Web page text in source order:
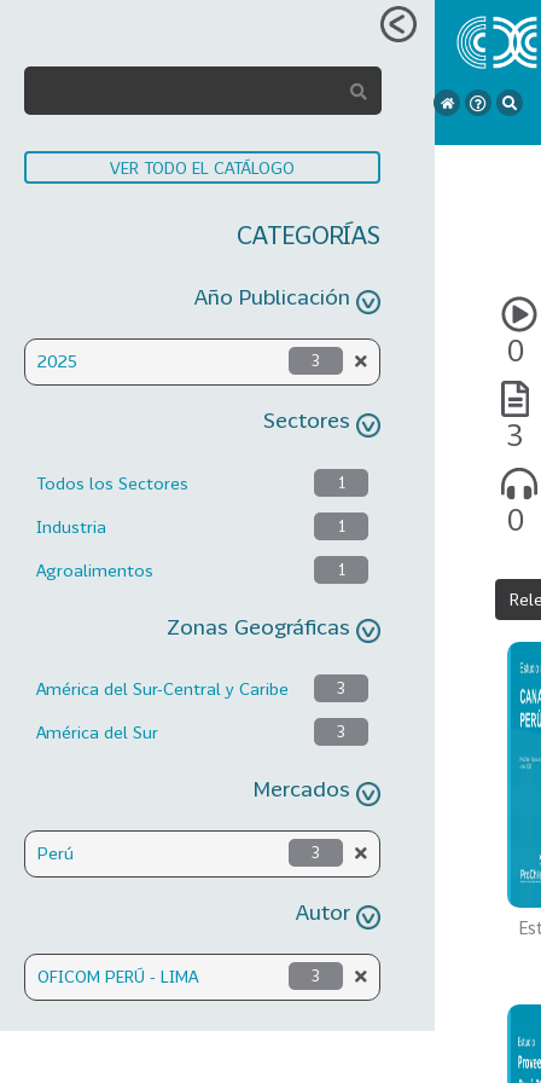
VER TODO EL CATÁLOGO
CATEGORÍAS
Año Publicación
2025 3
Sectores
Todos los Sectores 1
Industria 1
Agroalimentos 1
Zonas Geográficas
América del Sur-Central y Caribe 3
América del Sur 3
Mercados
Perú 3
Autor
OFICOM PERÚ - LIMA 3
0
3
0